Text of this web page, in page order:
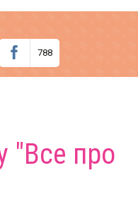
788
"Все про